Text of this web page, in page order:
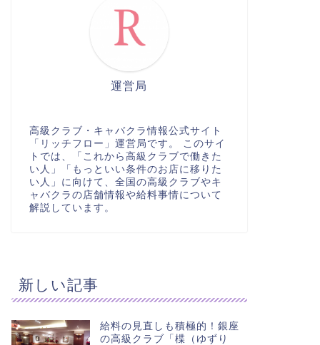
運営局
高級クラブ・キャバクラ情報公式サイト
「リッチフロー」運営局です。 このサイ
トでは、「これから高級クラブで働きた
い人」「もっといい条件のお店に移りた
い人」に向けて、全国の高級クラブやキ
ャバクラの店舗情報や給料事情について
解説しています。
新しい記事
給料の見直しも積極的！銀座
の高級クラブ「楪（ゆずり